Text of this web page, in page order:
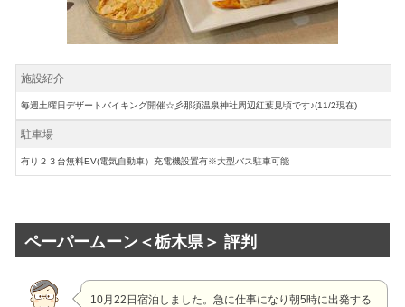
施設紹介
毎週土曜日デザートバイキング開催☆彡那須温泉神社周辺紅葉見頃です♪(11/2現在)
駐車場
有り２３台無料EV(電気自動車）充電機設置有※大型バス駐車可能
ペーパームーン＜栃木県＞ 評判
10月22日宿泊しました。急に仕事になり朝5時に出発する